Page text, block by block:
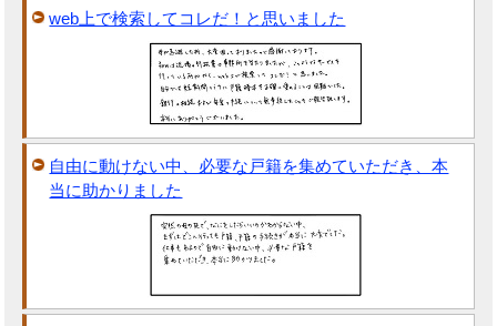
web上で検索してコレだ！と思いました
自由に動けない中、必要な戸籍を集めていただき、本
当に助かりました